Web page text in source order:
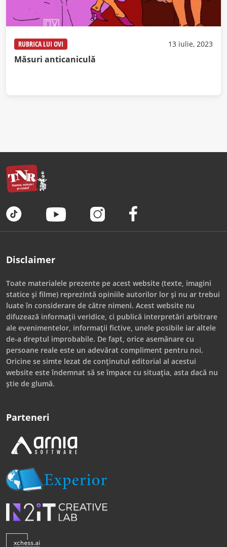
RUBRICA LUI OVI 13 iulie, 2023
Măsuri anticaniculă
Disclaimer
Toate materialele prezente pe acest website (texte, imagini
statice și filme) reprezintă opiniile autorilor lor și nu ar trebui
luate în considerare de către nimeni. Acest website nu
difuzează informații veridice, ci publică interpretări arbitrare
ale evenimentelor, informații fictive, unele posibile iar altele
de-a dreptul improbabile. De fapt, orice asemănare cu
persoane reale este un adevărat compliment pentru noi.
Oricine se simte lezat de conținutul editorial al acestui
website este îndemnat să se împace cu situația, asta dacă nu
știe de glumă.
Parteneri